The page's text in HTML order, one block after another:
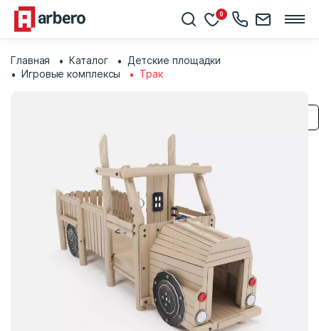
0
Главная Каталог
Детские площадки
Игровые комплексы
Трак